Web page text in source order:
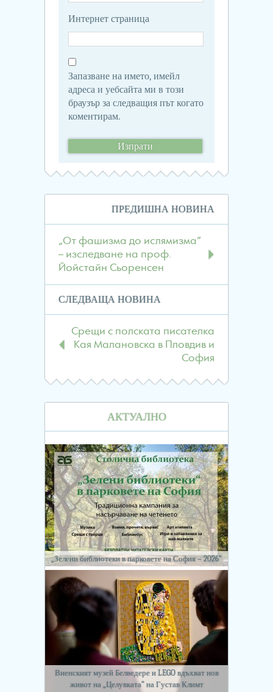
Интернет страница
Запазване на името, имейл
адреса и уебсайта ми в този
браузър за следващия път когато
коментирам.
Навигация
в
публикациите
ПРЕДИШНА НОВИНА
„От фашизма до ислямизма”
– изследване на проф.
Йойстайн Сьоренсен
СЛЕДВАЩА НОВИНА
Срещи с полската писателка
Кая Малановска в Пловдив и
София
АКТУАЛНО
„Зелени библиотеки в парковете на София – 2026“
Виенският музей Белведере и LEGO вдъхват нов
живот на „Целувката“ на Густав Климт